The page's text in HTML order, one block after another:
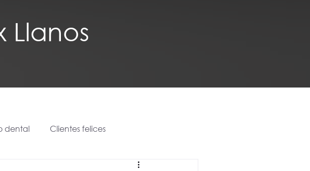
Llanos
dental Clientes felices